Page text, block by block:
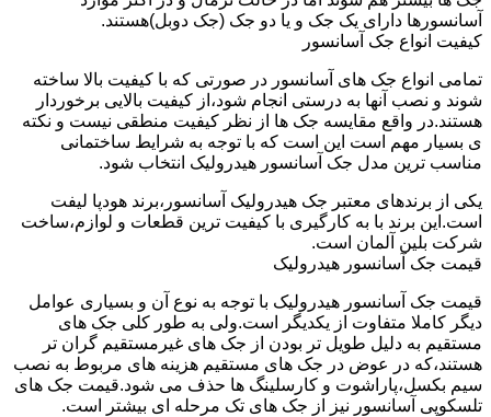
آسانسورها دارای یک جک و یا دو جک (جک دوبل)هستند.
کیفیت انواع جک آسانسور
تمامی انواع جک های آسانسور در صورتی که با کیفیت بالا ساخته
شوند و نصب آنها به درستی انجام شود،از کیفیت بالایی برخوردار
هستند.در واقع مقایسه جک ها از نظر کیفیت منطقی نیست و نکته
ی بسیار مهم است این است که با توجه به شرایط ساختمانی
مناسب ترین مدل جک آسانسور هیدرولیک انتخاب شود.
یکی از برندهای معتبر جک هیدرولیک آسانسور،برند هودپا لیفت
است.این برند با به کارگیری با کیفیت ترین قطعات و لوازم،ساخت
شرکت بلین آلمان است.
قیمت جک آسانسور هیدرولیک
قیمت جک آسانسور هیدرولیک با توجه به نوع آن و بسیاری عوامل
دیگر کاملا متفاوت از یکدیگر است.ولی به طور کلی جک های
مستقیم به دلیل طویل تر بودن از جک های غیرمستقیم گران تر
هستند،که در عوض در جک های مستقیم هزینه های مربوط به نصب
سیم بکسل،پاراشوت و کارسلینگ ها حذف می شود.قیمت جک های
تلسکوپی آسانسور نیز از جک های تک مرحله ای بیشتر است.